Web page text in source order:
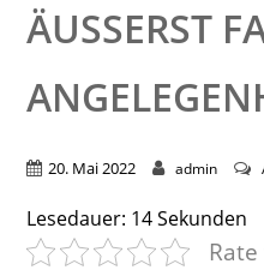
ÄUSSERST
20. Mai 2022 admin
Lesedauer: 14Sekunden